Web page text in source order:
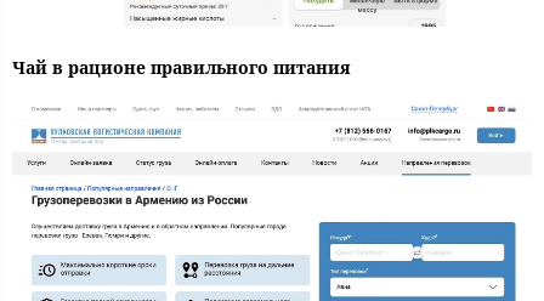
Чай в рационе правильного питания